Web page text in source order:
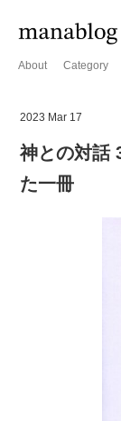
About Category
2023 Mar 17
神との対話
た一冊